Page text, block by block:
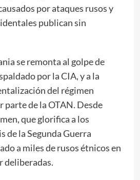
por ataques rusos y
publican sin
se remonta al golpe de
por la CIA, y a la
del régimen
parte de la OTAN. Desde
que glorifica a los
de la Segunda Guerra
a miles de rusos étnicos en
deliberadas.